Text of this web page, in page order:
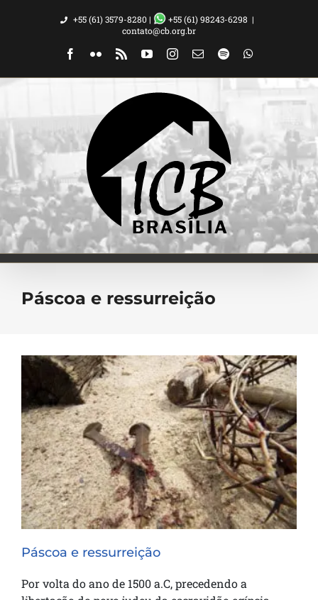
+55 (61) 3579-8280 | +55 (61) 98243-6298 |
contato@cb.org.br
Facebook
FlickrRss YouTubeInstagram
EmailSpotify
Páscoa e ressurreição
Páscoa e ressurreição
Páscoa e ressurreição
Por volta do ano de 1500 a.C, precedendo a